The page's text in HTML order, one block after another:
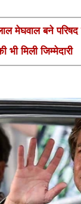
मेघवाल बने
भी मिली जिम्मेदारी